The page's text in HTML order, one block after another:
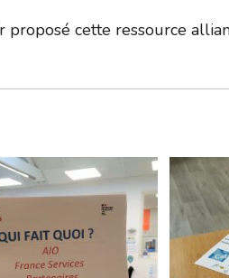
proposé cette ressource